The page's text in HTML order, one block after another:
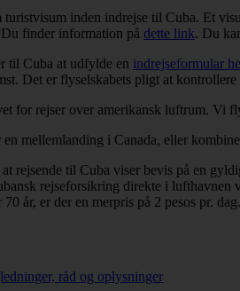
turistvisum inden indrejse til Cuba. Et
finder information på dette link. Du
til Cuba at udfylde en indrejseformular
Det er flyselskabets pligt at
for rejser over amerikansk luftrum. Vi
mellemlanding i Canada, eller
rejsende til Cuba viser bevis på en
rejseforsikring direkte i
år, er der en merpris på 2 pesos pr. dag.
råd og oplysninger